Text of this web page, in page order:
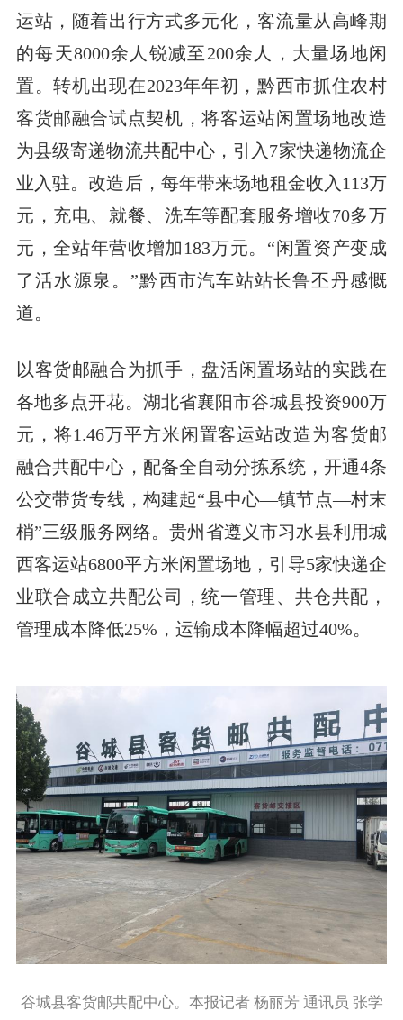
运站，随着出行方式多元化，客流量从高峰期
的每天8000余人锐减至200余人，大量场地闲
置。转机出现在2023年年初，黔西市抓住农村
客货邮融合试点契机，将客运站闲置场地改造
为县级寄递物流共配中心，引入7家快递物流企
业入驻。改造后，每年带来场地租金收入113万
元，充电、就餐、洗车等配套服务增收70多万
元，全站年营收增加183万元。“闲置资产变成
了活水源泉。”黔西市汽车站站长鲁丕丹感慨
道。
以客货邮融合为抓手，盘活闲置场站的实践在
各地多点开花。湖北省襄阳市谷城县投资900万
元，将1.46万平方米闲置客运站改造为客货邮
融合共配中心，配备全自动分拣系统，开通4条
公交带货专线，构建起“县中心—镇节点—村末
梢”三级服务网络。贵州省遵义市习水县利用城
西客运站6800平方米闲置场地，引导5家快递企
业联合成立共配公司，统一管理、共仓共配，
管理成本降低25%，运输成本降幅超过40%。
谷城县客货邮共配中心。本报记者 杨丽芳 通讯员 张学